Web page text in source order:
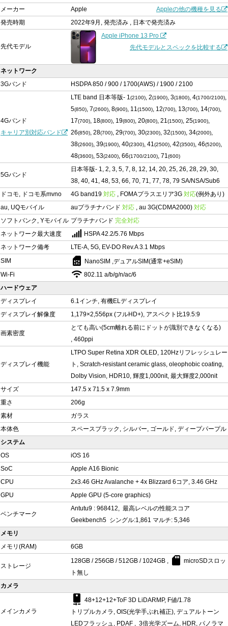
メーカー
Apple
Appleの他の機種を見る
発売時期
2022年9月, 発売済み , 日本で発売済み
先代モデル
Apple iPhone 13 Pro
先代モデルとスペックを比較する
ネットワーク
3Gバンド
HSDPA 850 / 900 / 1700(AWS) / 1900 / 2100
4Gバンド
キャリア別対応バンド
LTE band 日本等版- 1(2100), 2(1900), 3(1800), 4(1700/2100),
5(850), 7(2600), 8(900), 11(1500), 12(700), 13(700), 14(700),
17(700), 18(800), 19(800), 20(800), 21(1500), 25(1900),
26(850), 28(700), 29(700), 30(2300), 32(1500), 34(2000),
38(2600), 39(1900), 40(2300), 41(2500), 42(3500), 46(5200),
48(3600), 53(2400), 66(1700/2100), 71(600)
5Gバンド
日本等版- 1, 2, 3, 5, 7, 8, 12, 14, 20, 25, 26, 28, 29, 30,
38, 40, 41, 48, 53, 66, 70, 71, 77, 78, 79 SA/NSA/Sub6
ドコモ, ドコモ系mvno
4G band19 対応 , FOMAプラスエリア3G 対応(例外あり)
au, UQモバイル
auプラチナバンド 対応 , au 3G(CDMA2000) 対応
ソフトバンク, Yモバイル プラチナバンド 完全対応
ネットワーク最大速度
HSPA 42.2/5.76 Mbps
ネットワーク備考
LTE-A, 5G, EV-DO Rev.A 3.1 Mbps
SIM
sim_card NanoSIM ,デュアルSIM(通常+eSIM)
Wi-Fi
802.11 a/b/g/n/ac/6
ハードウェア
ディスプレイ
6.1インチ, 有機ELディスプレイ
ディスプレイ解像度
1,179×2,556px (フルHD+), アスペクト比19.5:9
画素密度
とても高い(5cm離れる前にドットが識別できなくなる)
, 460ppi
ディスプレイ機能
LTPO Super Retina XDR OLED, 120Hzリフレッシュレー
ト, Scratch-resistant ceramic glass, oleophobic coating,
Dolby Vision, HDR10, 輝度1,000nit, 最大輝度2,000nit
サイズ
147.5 x 71.5 x 7.9mm
重さ
206g
素材
ガラス
本体色
スペースブラック, シルバー, ゴールド, ディープパープル
システム
OS
iOS 16
SoC
Apple A16 Bionic
CPU
2x3.46 GHz Avalanche + 4x Blizzard 6コア, 3.46 GHz
GPU
Apple GPU (5-core graphics)
ベンチマーク
Antutu9 : 968412, 最高レベルの性能スコア
Geekbench5 シングル:1,861 マルチ: 5,346
メモリ
メモリ(RAM)
6GB
ストレージ
128GB / 256GB / 512GB / 1024GB , sd_card microSDスロッ
ト無し
カメラ
メインカメラ
camera_rear 48+12+12+ToF 3D LiDARMP, F値/1.78
トリプルカメラ, OIS(光学手ぶれ補正), デュアルトーン
LEDフラッシュ, PDAF , 3倍光学ズーム, HDR, パノラマ